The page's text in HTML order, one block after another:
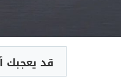
قد يعجبك